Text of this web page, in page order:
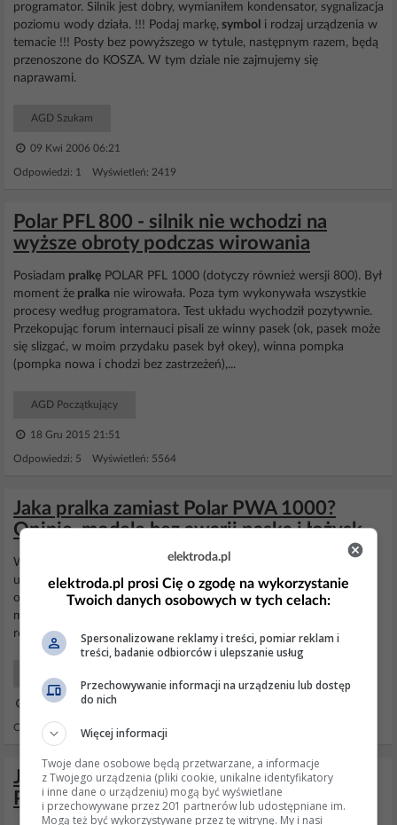
programator. Silnik jest dobry, wymianiłem kondensator, sygnalizacja
poziomu wody działa. !!! Podaj markę, symbol i rodzaj urządzenia w
temacie !!! Posty bez powyższego w tytule, następnym razem, będą
przenoszone do KOSZA. W tym dziale nie zajmujemy się
naprawami.
AGD Szukam
09 Kwi 2006 06:21
Odpowiedzi: 1 Wyświetleń: 2419
Polar PFL 800 - silnik nie wchodzi na
wyższe obroty podczas wirowania
Posiadam pralkę POLAR PFL 1000 (dotyczy również wersji 800). Był
moment że pralka nie wirowała. Poza tym wykonywała wszystkie
procesy według programatora. Test układu wychodził pozytywnie.
Przekopując forum internauci pisali ze winny pasek (ok, pasek może
się slizgać, w moim przydaku pasek był okey), winna pompka
(pompka nowa i chodzi bez zastrzeżeń),...
AGD Początkujący
18 Gru 2015 21:51
Odpowiedzi: 5 Wyświetleń: 5564
Jaka pralka zamiast Polar PWA 1000?
Opinie, modele bez awarii paska i łożysk
Witam ja właśnie żegnam PolaraPWA 1000 po 5 latach
użytkowania i nie żałuję bo to był koszmar też spadał pasek
oczywiście: http://www.elektroda.pl/rtvforum/polar-p... PAROL
masz rację pomogło wysunięcie silnika (fachowiec miał 10 min
roboty)symbolpaska też się zgadza ale są zastępcze nawet...
30 Kwi 2006 18:57
Odpowiedzi: 9 Wyświetleń: 3163
Jak wymienić łożyska w pralce Polar
PDG585? Symbol i firma łożysk
elektroda.pl
elektroda.pl prosi Cię o zgodę na wykorzystanie
Twoich danych osobowych w tych celach:
Spersonalizowane reklamy i treści, pomiar reklam i
treści, badanie odbiorców i ulepszanie usług
Przechowywanie informacji na urządzeniu lub dostęp
do nich
Więcej informacji
Twoje dane osobowe będą przetwarzane, a informacje
z Twojego urządzenia (pliki cookie, unikalne identyfikatory
i inne dane o urządzeniu) mogą być wyświetlane
i przechowywane przez 201 partnerów lub udostępniane im.
Mogą też być wykorzystywane przez tę witrynę. My i nasi